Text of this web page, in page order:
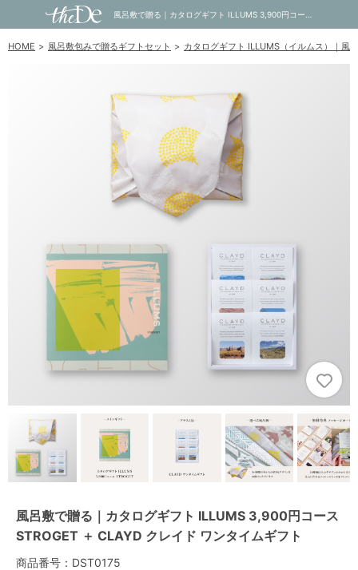
HOME 風呂敷包みで贈るギフトセット カタログギフト ILLUMS（イルムス）｜風
風呂敷で贈る｜カタログギフト ILLUMS 3,900円コース
STROGET ＋ CLAYD クレイド ワンタイムギフト
商品番号：DST0175